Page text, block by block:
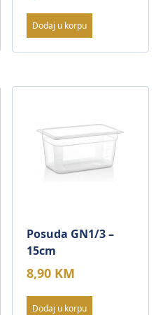
Dodaj u korpu
Posuda GN1/3 –
15cm
8,90 KM
Dodaj u korpu